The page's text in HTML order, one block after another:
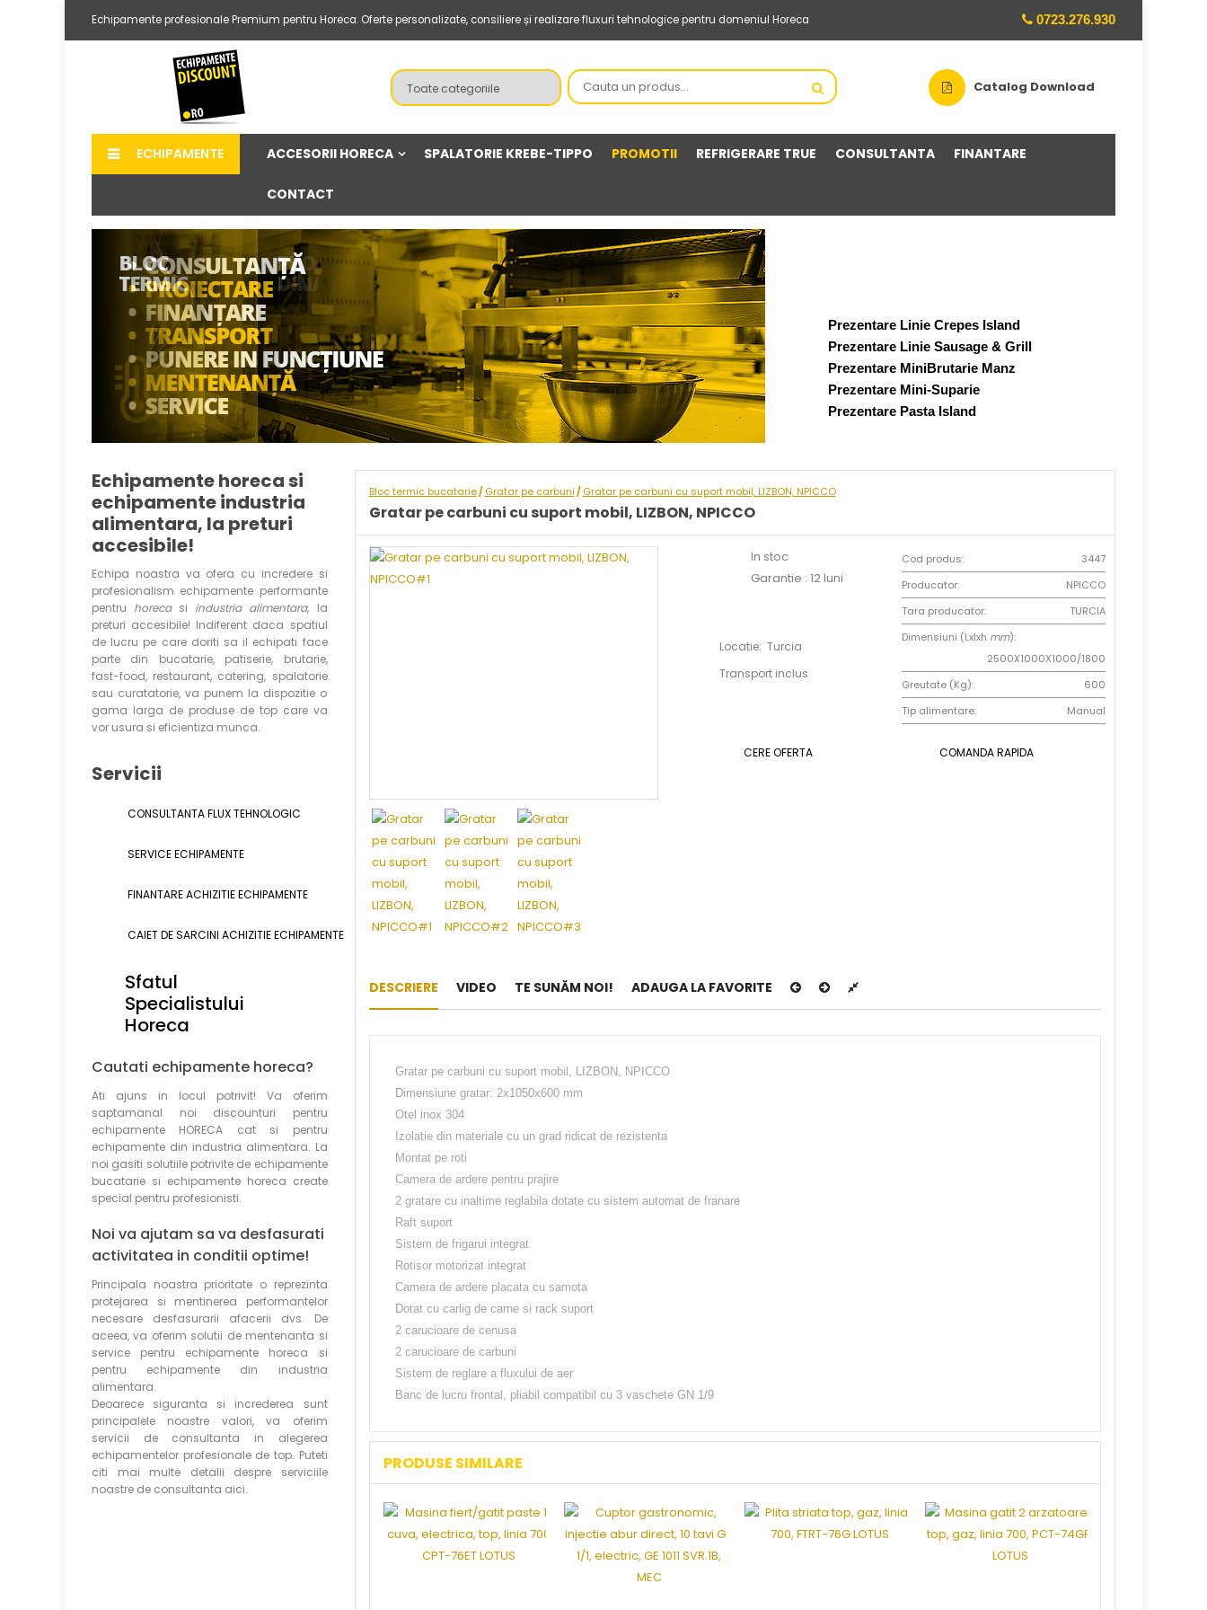
Echipamente profesionale Premium pentru Horeca. Oferte personalizate, consiliere și realizare fluxuri tehnologice pentru domeniul Horeca 0723.276.930
Catalog Download
ECHIPAMENTE ACCESORII HORECA SPALATORIE KREBE-TIPPO PROMOTII REFRIGERARE TRUE CONSULTANTA FINANTARE
CONTACT
Prezentare Linie Crepes Island
Prezentare Linie Sausage & Grill
Prezentare MiniBrutarie Manz
Prezentare Mini-Suparie
Prezentare Pasta Island
Echipamente horeca si
echipamente industria
alimentara, la preturi
accesibile!
Echipa noastra va ofera cu incredere si
profesionalism echipamente performante
pentru horecasi industria alimentara, la
preturi accesibile! Indiferent daca spatiul
de lucru pe care doriti sa il echipati face
parte din bucatarie, patiserie, brutarie,
fast-food, restaurant, catering, spalatorie
sau curatatorie, va punem la dispozitie o
gama larga de produse de top care va
vor usura si eficientiza munca.
Servicii
CONSULTANTA FLUX TEHNOLOGIC
SERVICE ECHIPAMENTE
FINANTARE ACHIZITIE ECHIPAMENTE
CAIET DE SARCINI ACHIZITIEECHIPAMENTE
Sfatul
Specialistului
Horeca
Cautati echipamente horeca?
Ati ajuns in locul potrivit! Va oferim
saptamanal noi discounturi pentru
echipamente HORECA cat si pentru
echipamente din industria alimentara. La
noi gasiti solutiile potrivite de echipamente
bucatarie si echipamente horeca create
special pentru profesionisti.
Noi va ajutam sa va desfasurati
activitatea in conditii optime!
Principala noastra prioritate o reprezinta
protejarea si mentinerea performantelor
necesare desfasurarii afacerii dvs. De
aceea, va oferim solutii de mentenanta si
service pentru echipamente horeca si
pentru echipamente din industria
alimentara.
Deoarece siguranta si increderea sunt
principalele noastre valori, va oferim
servicii de consultanta in alegerea
echipamentelor profesionale de top. Puteti
citi mai multe detalii despre serviciile
noastre de consultanta aici.
Bloc termic bucatarie/ Gratar pe carbuni / Gratar pe carbuni cu suport mobil, LIZBON, NPICCO
Gratar pe carbuni cu suport mobil, LIZBON, NPICCO
In stoc
Garantie : 12 luni
Locatie: Turcia
Transport inclus
Cod produs:
3447
Producator:
NPICCO
Tara producator:
TURCIA
Dimensiuni (Lxlxh mm):
2500X1000X1000/1800
Greutate (Kg):
600
Tip alimentare:
Manual
CERE OFERTA COMANDA RAPIDA
DESCRIERE VIDEO TE SUNĂM NOI! ADAUGA LA FAVORITE
Gratar pe carbuni cu suport mobil, LIZBON, NPICCO
Dimensiune gratar: 2x1050x600 mm
Otel inox 304
Izolatie din materiale cu un grad ridicat de rezistenta
Montat pe roti
Camera de ardere pentru prajire
2 gratare cu inaltime reglabila dotate cu sistem automat de franare
Raft suport
Sistem de frigarui integrat
Rotisor motorizat integrat
Camera de ardere placata cu samota
Dotat cu carlig de carne si rack suport
2 carucioare de cenusa
2 carucioare de carbuni
Sistem de reglare a fluxului de aer
Banc de lucru frontal, pliabil compatibil cu 3 vaschete GN 1/9
PRODUSE SIMILARE